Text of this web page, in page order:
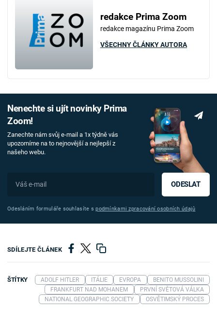
redakce Prima Zoom
redakce magazínu Prima Zoom
VŠECHNY ČLÁNKY AUTORA
Nenechte si ujít novinky Prima
Zoom!
Zanechte nám svůj e-mail a 1x týdně vás
upozorníme na to nejnovější a nejlepší z
našeho webu.
ODESLAT
Odesláním formuláře souhlasíte spodmínkami zpracování osobních údajů
SDÍLEJTE ČLÁNEK
ŠTÍTKY ADOLF HITLER ITÁLIE EVROPA
BENITO MUSSOLINI
FRANKFURT NAD MOHANEM
PRVNÍ SVĚTOVÁ VÁLKA
NATIONAL GEOGRAPHIC SOCIETY
OSVĚTIMSKÝ PROCES